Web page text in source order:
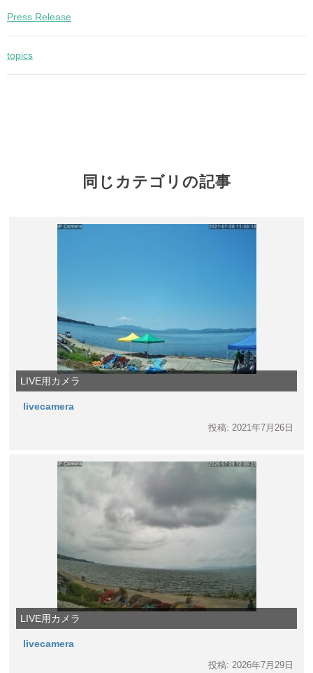
Press Release
topics
同じカテゴリの記事
LIVE用カメラ
livecamera
投稿: 2021年7月26日
LIVE用カメラ
livecamera
投稿: 2026年7月29日